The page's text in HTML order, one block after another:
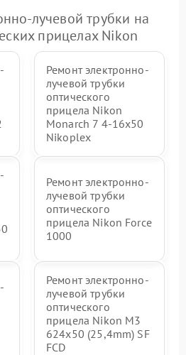
лучевой трубки на
прицелах Nikon
Ремонт электронно-
лучевой трубки
оптического
прицела Nikon
Monarch 7 4-16x50
Nikoplex
Ремонт электронно-
лучевой трубки
оптического
прицела Nikon Force
1000
Ремонт электронно-
лучевой трубки
оптического
прицела Nikon M3
624x50 (25,4mm) SF
FCD